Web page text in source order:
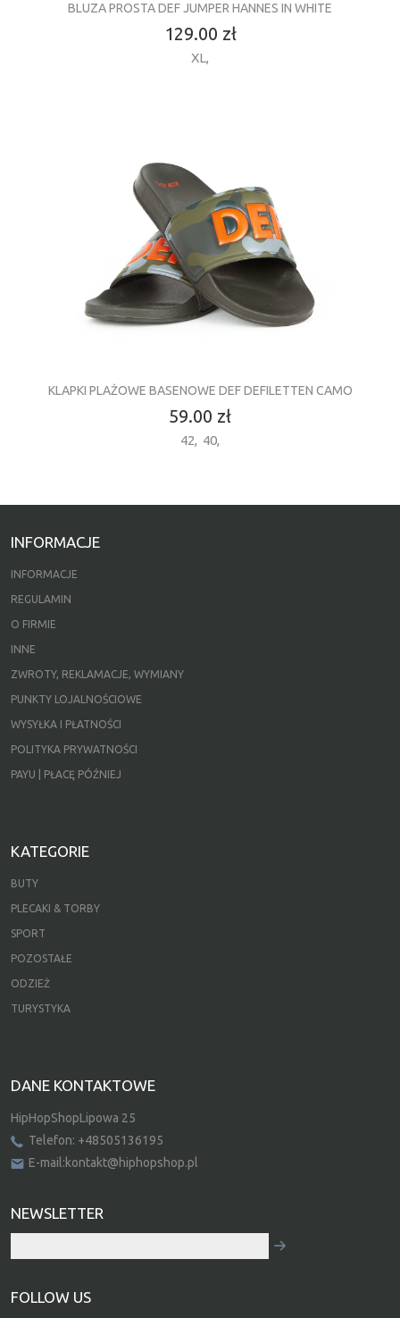
BLUZA PROSTA DEF JUMPER HANNES IN WHITE
129.00 zł
XL,
KLAPKI PLAŻOWE BASENOWE DEF DEFILETTEN CAMO
59.00 zł
42, 40,
INFORMACJE
INFORMACJE
REGULAMIN
O FIRMIE
INNE
ZWROTY, REKLAMACJE, WYMIANY
PUNKTY LOJALNOŚCIOWE
WYSYŁKA I PŁATNOŚCI
POLITYKA PRYWATNOŚCI
PAYU | PŁACĘ PÓŹNIEJ
KATEGORIE
BUTY
PLECAKI & TORBY
SPORT
POZOSTAŁE
ODZIEŻ
TURYSTYKA
DANE KONTAKTOWE
HipHopShopLipowa 25
Telefon: +48505136195
E-mail:kontakt@hiphopshop.pl
NEWSLETTER
FOLLOW US